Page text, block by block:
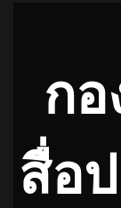
ก
สื่อ